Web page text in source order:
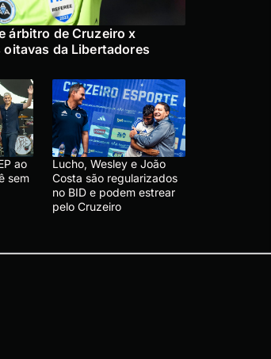
árbitro de Cruzeiro x
oitavas da Libertadores
ao
sem
Lucho, Wesley e João
Costa são regularizados
no BID e podem estrear
pelo Cruzeiro